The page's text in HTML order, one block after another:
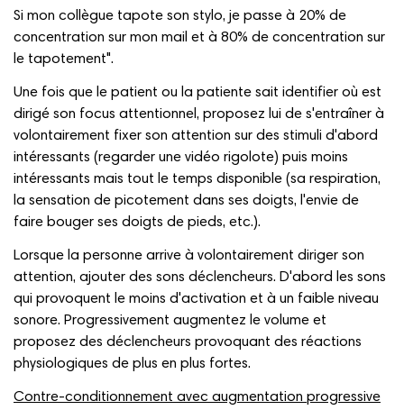
Si mon collègue tapote son stylo, je passe à 20% de
concentration sur mon mail et à 80% de concentration sur
le tapotement".
Une fois que le patient ou la patiente sait identifier où est
dirigé son focus attentionnel, proposez lui de s'entraîner à
volontairement fixer son attention sur des stimuli d'abord
intéressants (regarder une vidéo rigolote) puis moins
intéressants mais tout le temps disponible (sa respiration,
la sensation de picotement dans ses doigts, l'envie de
faire bouger ses doigts de pieds, etc.).
Lorsque la personne arrive à volontairement diriger son
attention, ajouter des sons déclencheurs. D'abord les sons
qui provoquent le moins d'activation et à un faible niveau
sonore. Progressivement augmentez le volume et
proposez des déclencheurs provoquant des réactions
physiologiques de plus en plus fortes.
Contre-conditionnement avec augmentation progressive